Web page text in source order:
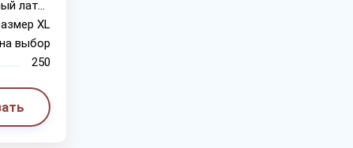
натуральный латекс
XL
выбор
250